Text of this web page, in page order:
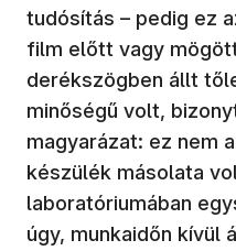
tudósítás – pedig ez
film előtt vagy
derékszögben állt
minőségű volt,
magyarázat: ez nem
készülék másolata
laboratóriumában
úgy, munkaidőn kívül